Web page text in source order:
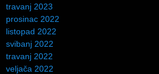
travanj 2023
prosinac 2022
listopad 2022
svibanj 2022
travanj 2022
veljača 2022